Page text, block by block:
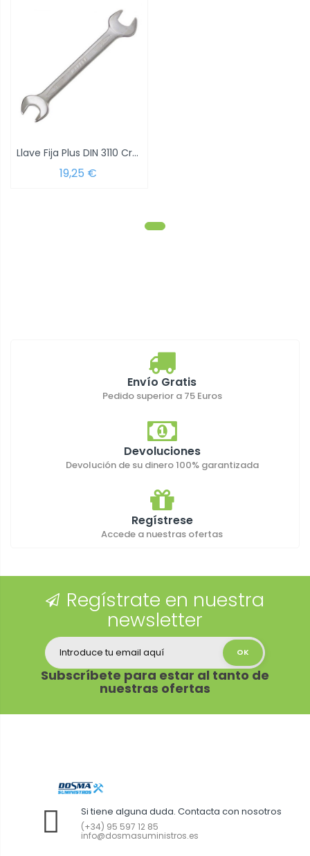
Llave Fija Plus DIN 3110 Cromo Vanadio...
19,25 €
Envío Gratis
Pedido superior a 75 Euros
Devoluciones
Devolución de su dinero 100% garantizada
Regístrese
Accede a nuestras ofertas
Regístrate en nuestra
newsletter
Subscríbete para estar al tanto de
nuestras ofertas
Si tiene alguna duda. Contacta con nosotros
(+34) 95 597 12 85
info@dosmasuministros.es